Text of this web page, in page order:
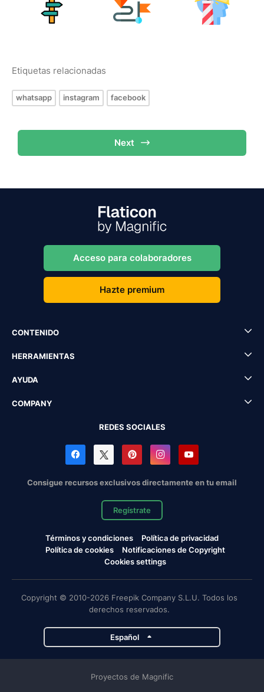
Etiquetas relacionadas
whatsapp instagram facebook
Next
Acceso para colaboradores
Hazte premium
CONTENIDO
HERRAMIENTAS
AYUDA
COMPANY
REDES SOCIALES
Consigue recursos exclusivos directamente en tu email
Regístrate
Términos y condiciones
Política de privacidad
Política de cookies
Notificaciones de Copyright
Cookies settings
Copyright © 2010-2026 Freepik Company S.L.U. Todos los
derechos reservados.
Español
Proyectos de Magnific